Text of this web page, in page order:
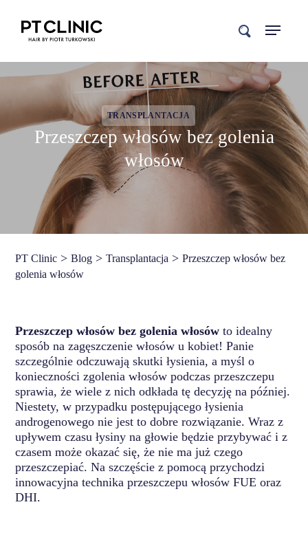
search
TRANSPLANTACJA
Przeszczep włosów bez golenia
włosów
PT Clinic >Blog >Transplantacja >Przeszczep włosów bez
golenia włosów
Przeszczep włosów bez golenia włosów to idealny
sposób na zagęszczenie włosów u kobiet! Panie
szczególnie odczuwają skutki łysienia, a myśl o
konieczności zgolenia włosów podczas przeszczepu
sprawia, że wiele z nich odkłada tę decyzję na później.
Niestety, w przypadku postępującego łysienia
androgenowego nie jest to dobre rozwiązanie. Wraz z
upływem czasu łysiny na głowie będzie przybywać i z
czasem może okazać się, że nie ma już czego
przeszczepiać. Na szczęście z pomocą przychodzi
innowacyjna technika przeszczepu włosów FUE oraz
DHI.